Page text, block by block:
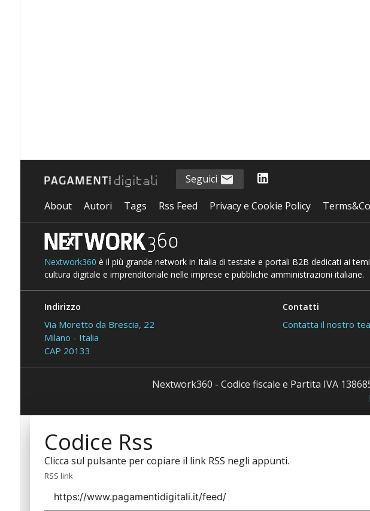
Seguici
About Autori Tags Rss Feed Privacy e Cookie Policy
Nextwork360 è il più grande network in Italia di testate e portali B2B dedicati ai
cultura digitale e imprenditoriale nelle imprese e pubbliche amministrazioni italiane.
Indirizzo
Via Moretto da Brescia, 22
Milano - Italia
CAP 20133
Contatti
Contatta il nostro
Nextwork360 - Codice fiscale e Partita IVA
Codice Rss
Clicca sul pulsante per copiare il link RSS negli appunti.
RSS link